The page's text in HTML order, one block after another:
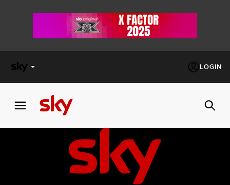
LOGIN
FACTOR